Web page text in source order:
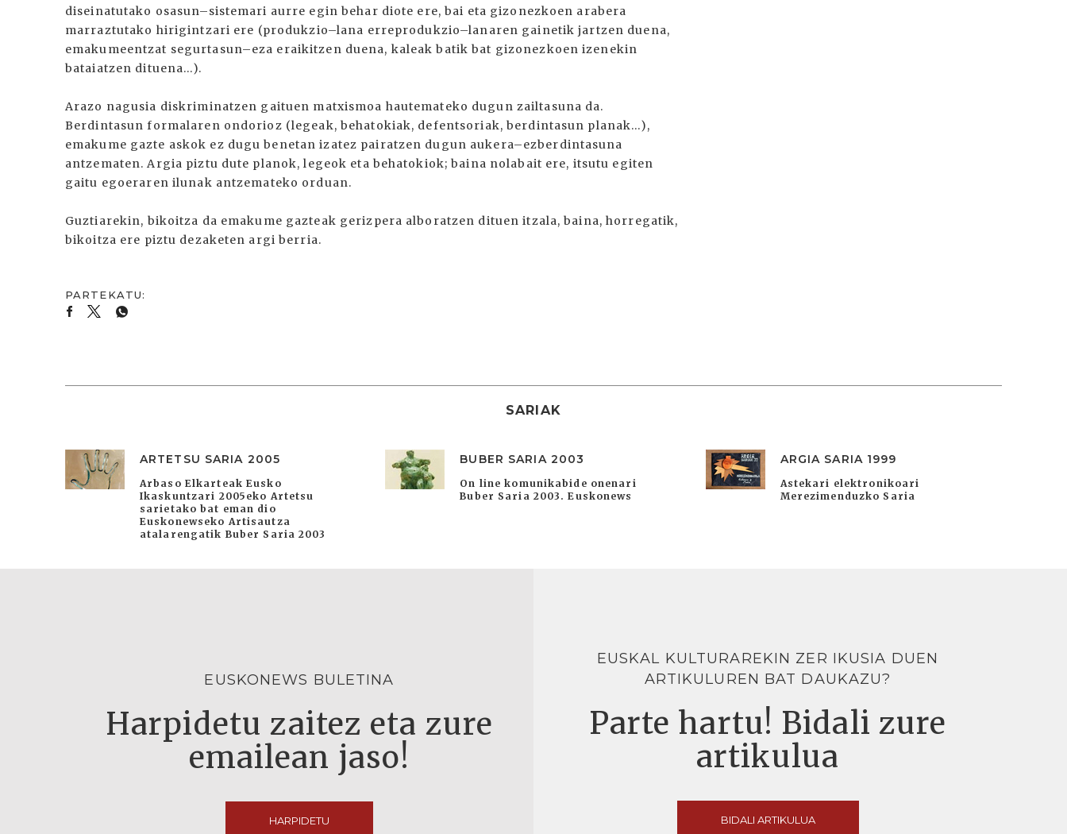
diseinatutako osasun–sistemari aurre egin behar diote ere, bai eta gizonezkoen arabera
marraztutako hirigintzari ere (produkzio–lana erreprodukzio–lanaren gainetik jartzen duena,
emakumeentzat segurtasun–eza eraikitzen duena, kaleak batik bat gizonezkoen izenekin
bataiatzen dituena...).
Arazo nagusia diskriminatzen gaituen matxismoa hautemateko dugun zailtasuna da.
Berdintasun formalaren ondorioz (legeak, behatokiak, defentsoriak, berdintasun planak...),
emakume gazte askok ez dugu benetan izatez pairatzen dugun aukera–ezberdintasuna
antzematen. Argia piztu dute planok, legeok eta behatokiok; baina nolabait ere, itsutu egiten
gaitu egoeraren ilunak antzemateko orduan.
Guztiarekin, bikoitza da emakume gazteak gerizpera alboratzen dituen itzala, baina, horregatik,
bikoitza ere piztu dezaketen argi berria.
SARIAK
ARTETSU SARIA 2005
Arbaso Elkarteak Eusko
Ikaskuntzari 2005eko Artetsu
sarietako bat eman dio
Euskonewseko Artisautza
atalarengatik Buber Saria 2003
BUBER SARIA 2003
On line komunikabide onenari
Buber Saria 2003. Euskonews
ARGIA SARIA 1999
Astekari elektronikoari
Merezimenduzko Saria
EUSKONEWS BULETINA
Harpidetu zaitez eta zure
emailean jaso!
HARPIDETU
EUSKAL KULTURAREKIN ZER IKUSIA DUEN
ARTIKULUREN BAT DAUKAZU?
Parte hartu! Bidali zure
artikulua
BIDALI ARTIKULUA